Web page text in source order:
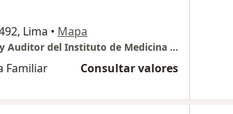
Lima • Mapa
Médico Legista y Auditor del Instituto de Medicina Legal del Peru, Consultor de la Superintendencia
Familiar Consultar valores